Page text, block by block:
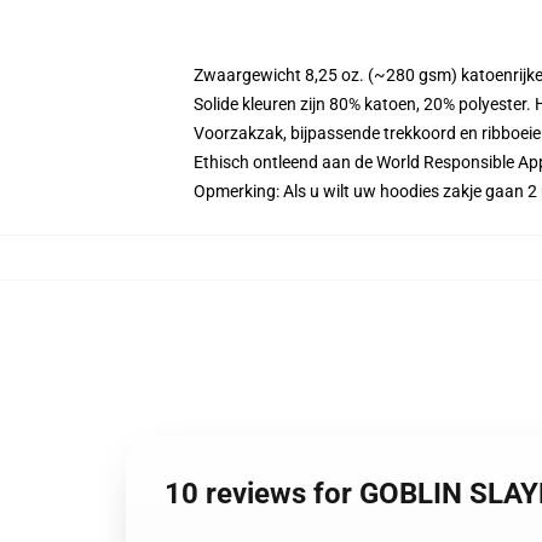
Zwaargewicht 8,25 oz. (~280 gsm)
Solide kleuren zijn 80% katoen, 20%
Voorzakzak, bijpassende trekkoord en
Ethisch ontleend aan de World Responsible
Opmerking: Als u wilt uw hoodies zakje gaan
10 reviews for GOBLIN